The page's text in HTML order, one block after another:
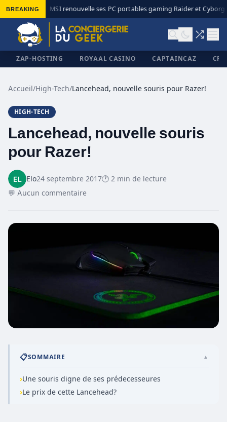
BREAKING MSI renouvelle ses PC portables gaming Raider et Cyborg
ZAP-HOSTING ROYAAL CASINO CAPTAINCAZ
Accueil/High-Tech/Lancehead, nouvelle souris pour Razer!
HIGH-TECH
Lancehead, nouvelle souris
pour Razer!
Elo24 septembre 2017🕐 2 min de lecture
💬 Aucun commentaire
📋SOMMAIRE ▲
›Une souris digne de ses prédecesseures
›Le prix de cette Lancehead?